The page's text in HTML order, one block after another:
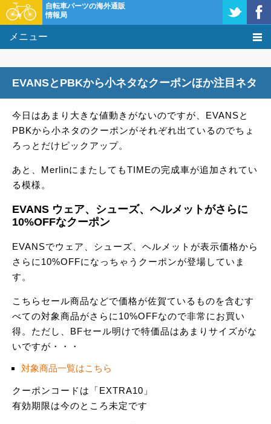
自転車パーツの海外通販
情報局
メニュー
タレコミ掲示板
基礎知識
購入方法
激安情報
EVANSとPBKから小ネタなクーポンほか注目ネタ
今日はあまり大きな値動きがないのですが、EVANSと
PBKから小ネタのクーポンがそれぞれ出ているのでちょ
ろっとだけピックアップ。
あと、MerlinにまたしてもTIMEの完成車が追加されてい
る模様。
EVANS ウェア、シューズ、ヘルメットがさらに
10%OFFなクーポン
EVANSでウェア、シューズ、ヘルメットが表示価格から
さらに10%OFFになっちゃうクーポンが登場していま
す。
こちらセール商品などで価格が佐賀ているものを含むす
べての対象商品がさらに10%OFFなので非常にお買い
得。ただし、BFセール明けで特価品はあまりサイズがな
いですが・・・
対象商品一覧はこちら
クーポンコードは「EXTRA10」
有効期限は今のところ未定です